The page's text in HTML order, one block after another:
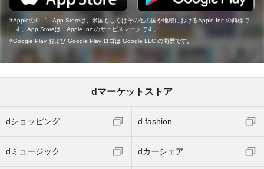
Appleのロゴ、App Storeは、米国もしくはその他の国や地域におけるApple Inc.の商標で
す。App Storeは、Apple Inc.のサービスマークです。
Google Play および Google Play ロゴは Google LLC の商標です。
dマーケットストア
dショッピング d fashion
dミュージック dカーシェア